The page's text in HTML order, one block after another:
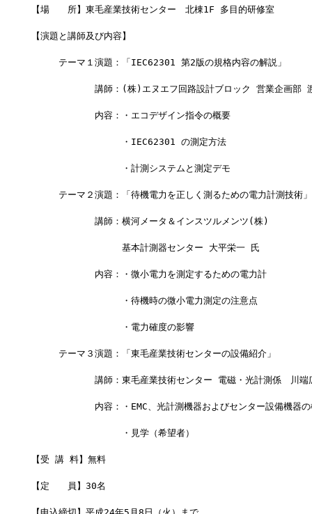
【場　　所】東毛産業技術センター　北棟1F 多目的研修室
【演題と講師及び内容】
テーマ１演題：「IEC62301 第2版の規格内容の解説」
講師：(株)エヌエフ回路設計ブロック 営業企画部 渡
内容：・エコデザイン指令の概要
・IEC62301 の測定方法
・計測システムと測定デモ
テーマ２演題：「待機電力を正しく測るための電力計測技術」
講師：横河メータ＆インスツルメンツ(株)
基本計測器センター 大平栄一 氏
内容：・微小電力を測定するための電力計
・待機時の微小電力測定の注意点
・電力確度の影響
テーマ３演題：「東毛産業技術センターの設備紹介」
講師：東毛産業技術センター 電磁・光計測係　川端
内容：・EMC、光計測機器およびセンター設備機器の
・見学（希望者）
【受 講 料】無料
【定　　員】30名